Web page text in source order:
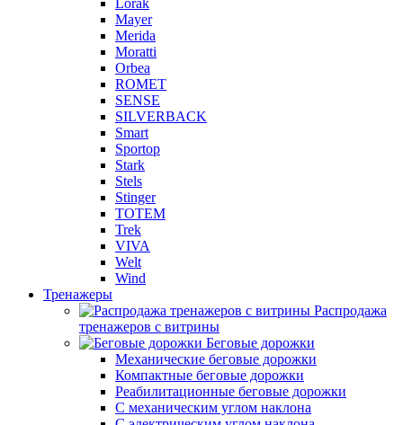
Lorak
Mayer
Merida
Moratti
Orbea
ROMET
SENSE
SILVERBACK
Smart
Sportop
Stark
Stels
Stinger
TOTEM
Trek
VIVA
Welt
Wind
Тренажеры
Распродажа
тренажеров с витрины
Беговые дорожки
Механические беговые дорожки
Компактные беговые дорожки
Реабилитационные беговые дорожки
С механическим углом наклона